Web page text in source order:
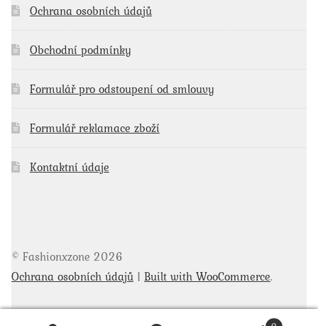
Ochrana osobních údajů
Obchodní podmínky
Formulář pro odstoupení od smlouvy
Formulář reklamace zboží
Kontaktní údaje
© Fashionxzone 2026
Ochrana osobních údajů
Built with WooCommerce.